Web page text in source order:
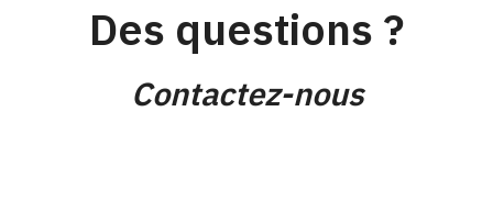
Des questions ?
Contactez-nous